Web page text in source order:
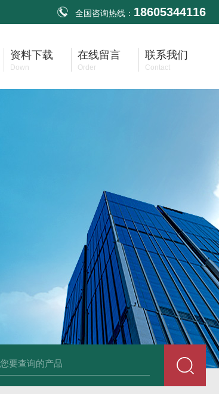
全国咨询热线： 18605344116
资料下载
Down
在线留言
Order
联系我们
Contact
组合式空调机组 单层百叶